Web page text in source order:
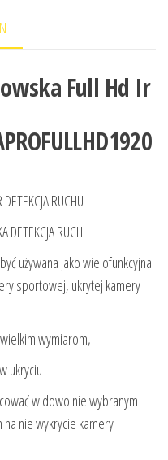
Full Hd Ir
RUCHU
DETEKCJA RUCH
używana jako wielofunkcyjna
sportowej, ukrytej kamery
wymiarom,
ukryciu
w dowolnie wybranym
nie wykrycie kamery